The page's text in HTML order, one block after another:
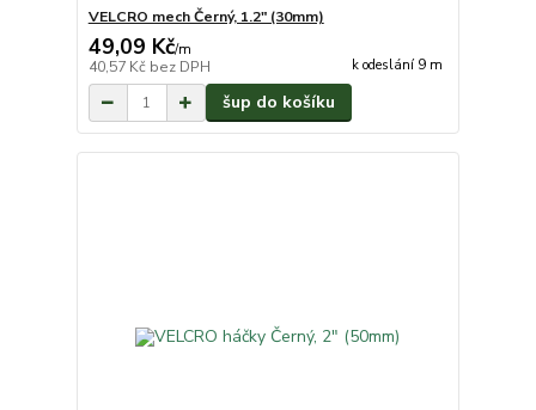
VELCRO mech Černý, 1.2" (30mm)
49,09 Kč/m
40,57 Kč bez DPH k odeslání 9 m
šup do košíku